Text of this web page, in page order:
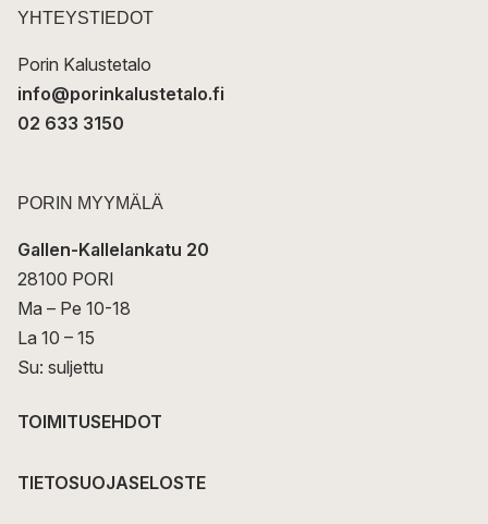
t
YHTEYSTIEDOT
Porin Kalustetalo
info@porinkalustetalo.fi
02 633 3150
PORIN MYYMÄLÄ
Gallen-Kallelankatu 20
28100 PORI
Ma – Pe 10-18
La 10 – 15
Su: suljettu
TOIMITUSEHDOT
TIETOSUOJASELOSTE